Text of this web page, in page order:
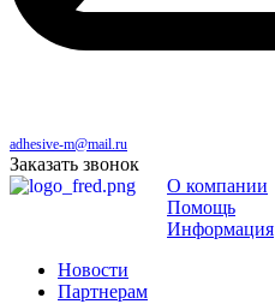
adhesive-m@mail.ru
Заказать звонок
О компании
Помощь
Информация
Новости
Партнерам